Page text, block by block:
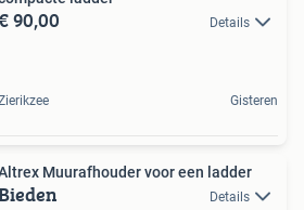
90,00 Details
Gisteren
Muurafhouder voor een ladder
Details